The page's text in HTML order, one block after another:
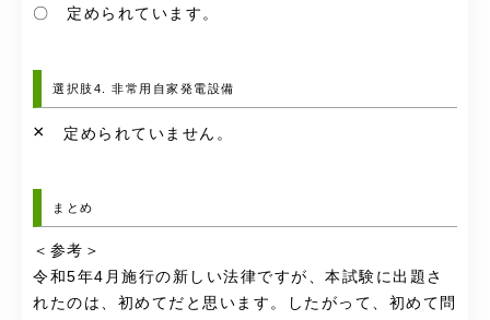
〇 定められています。
選択肢4. 非常用自家発電設備
× 定められていません。
まとめ
＜参考＞
令和5年4月施行の新しい法律ですが、本試験に出題さ
れたのは、初めてだと思います。したがって、初めて問